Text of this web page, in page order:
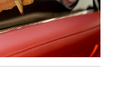
internacionais de
apenas com o seu
estritamente
a prestar.